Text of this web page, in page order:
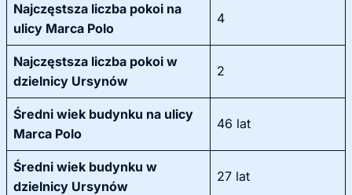
Najczęstsza liczba pokoi na
ulicy Marca Polo
4
Najczęstsza liczba pokoi w
dzielnicy Ursynów
2
Średni wiek budynku na ulicy
Marca Polo
46 lat
Średni wiek budynku w
dzielnicy Ursynów
27 lat